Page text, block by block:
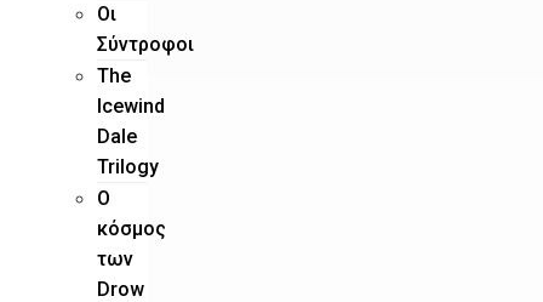
Οι
Σύντροφοι
The
Icewind
Dale
Trilogy
O
κόσμος
των
Drow